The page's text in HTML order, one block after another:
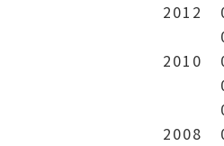
2012
2010
2008